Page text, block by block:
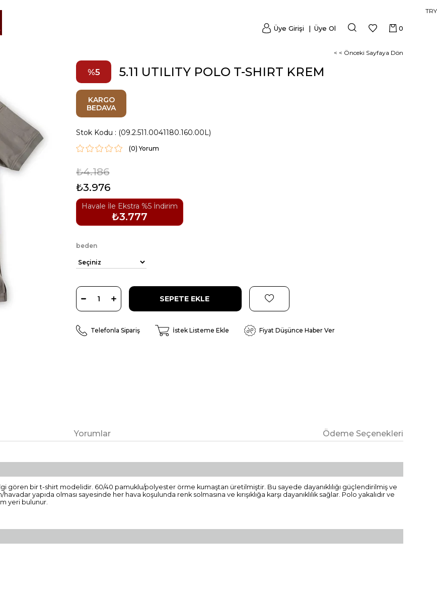
TRY
0
Üye Girişi Üye Ol
< < Önceki Sayfaya Dön
5 5.11 UTILITY POLO T-SHIRT KREM
KARGO
BEDAVA
Stok Kodu (09.2.511.0041180.160.00L)
(0)
₺4.186
₺3.976
Havale İle Ekstra %5 İndirim
₺3.777
beden
Telefonla Sipariş İstek Listeme Ekle Fiyat Düşünce Haber Ver
Yorumlar Ödeme Seçenekleri
gören bir t-shirt modelidir. 60/40 pamuklu/polyester örme kumaştan üretilmiştir. Bu sayede dayanıklılığı güçlendirilmiş ve
yapıda olması sayesinde her hava koşulunda renk solmasına ve kırışıklığa karşı dayanıklılık sağlar. Polo yakalıdır ve
yeri bulunur.